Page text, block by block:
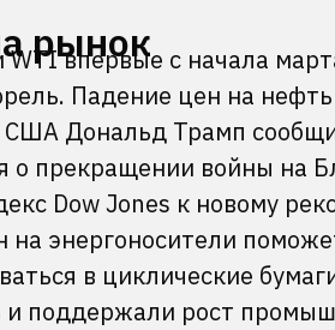
рынок
впервые с начала
Падение цен на
США Дональд Трамп
о прекращении войны на
Dow Jones к новому
на энергоносители
в циклические
поддержали рост